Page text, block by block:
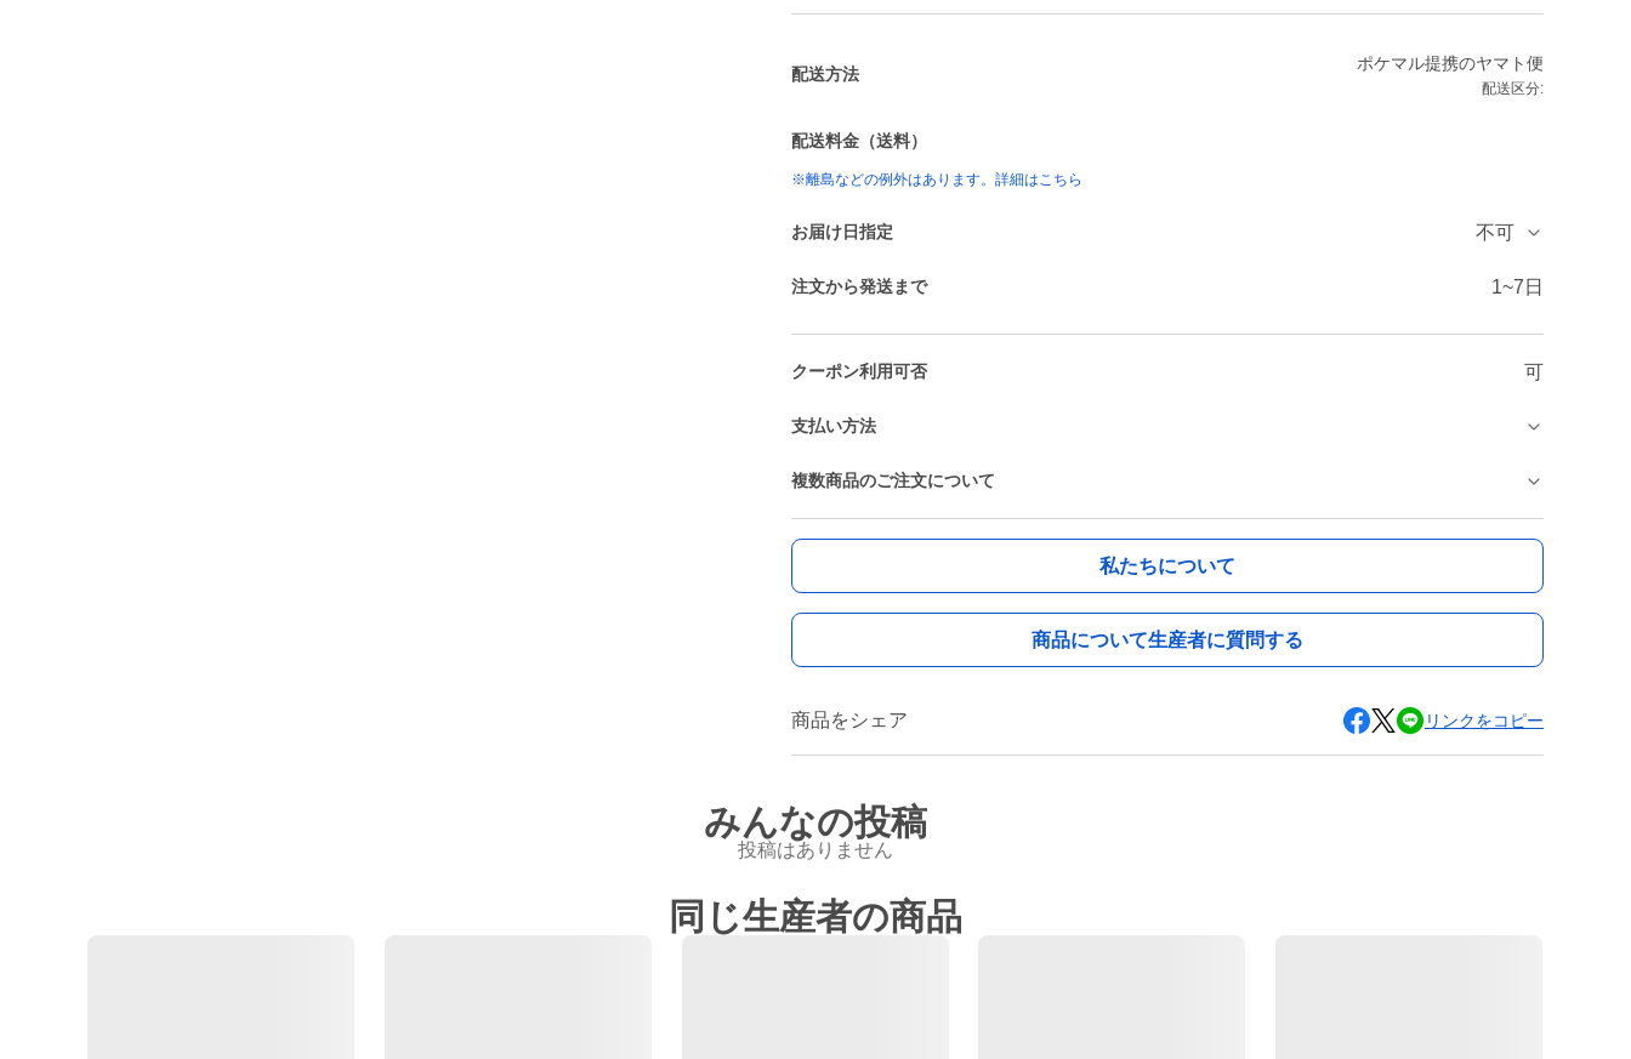
配送方法
ポケマル提携のヤマト便
配送区分:
配送料金（送料）
※離島などの例外はあります。詳細はこちら
お届け日指定 不可
注文から発送まで 1~7日
クーポン利用可否 可
支払い方法
複数商品のご注文について
私たちについて
商品について生産者に質問する
商品をシェア リンクをコピー
みんなの投稿
投稿はありません
同じ生産者の商品